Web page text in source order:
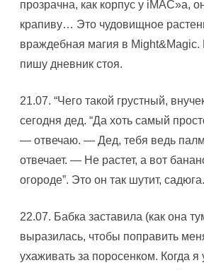
прозрачна, как корпус у iMAC»a,
крапиву… Это чудовищное
враждебная магия в
пишу дневник стоя.
21.07. “Чего такой грустный,
сегодня дед. “Да хоть самый
— отвечаю. — Дед, тебя ведь
отвечает. — Hе растет, а вот
огороде”. Это он так шутит, садюга.
22.07. Бабка заставила (как она
выразилась, чтобы поправить
ухаживать за поросенком. Когда я